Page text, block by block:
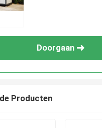
Doorgaan
Producten